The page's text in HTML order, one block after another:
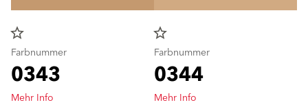
star_border
Farbnummer
0343
Mehr Info
star_border
Farbnummer
0344
Mehr Info